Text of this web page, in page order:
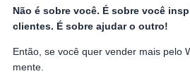
Não é sobre você. É sobre você
clientes. É sobre ajudar o outro!
Então, se você quer vender mais pelo
mente.